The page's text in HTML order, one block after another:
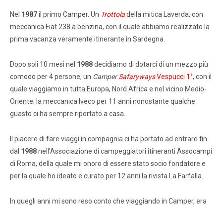
Nel 1987il primo Camper. Un Trottoladella mitica Laverda, con
meccanica Fiat 238 a benzina, con il quale abbiamo realizzato la
prima vacanza veramente itinerante in Sardegna.
Dopo soli 10 mesi nel 1988decidiamo di dotarci di un mezzo più
comodo per 4 persone, un CamperSafarywaysVespucci 1°, con il
quale viaggiamo in tutta Europa, Nord Africa e nel vicino Medio-
Oriente; la meccanica Iveco per 11 anni nonostante qualche
guasto ci ha sempre riportato a casa.
Il piacere di fare viaggi in compagnia ci ha portato ad entrare fin
dal 1988nell’Associazione di campeggiatori itineranti Assocampi
di Roma, della quale mi onoro di essere stato socio fondatore e
per la quale ho ideato e curato per 12 anni la rivista La Farfalla.
In quegli anni mi sono reso conto che viaggiando in Camper, era